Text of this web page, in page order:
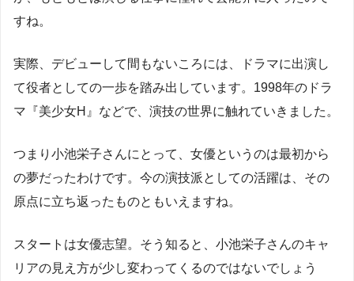
すね。
実際、デビューして間もないころには、ドラマに出演し
て役者としての一歩を踏み出しています。1998年のドラ
マ『美少女H』などで、演技の世界に触れていきました。
つまり小池栄子さんにとって、女優というのは最初から
の夢だったわけです。今の演技派としての活躍は、その
原点に立ち返ったものともいえますね。
スタートは女優志望。そう知ると、小池栄子さんのキャ
リアの見え方が少し変わってくるのではないでしょう